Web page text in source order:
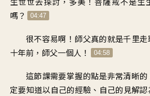
嗎？ 04:47
很不容易啊 ！ 師父真的就是千里
十年前 ， 師父一個人 ！ 04:58
這節課需要掌握的點是非常清晰的
定要知道以自己的經驗、自己的見解認